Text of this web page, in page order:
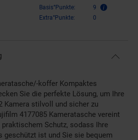
Basis°Punkte:
9
Extra°Punkte:
0
koffer Kompaktes
Sie die perfekte Lösung, um Ihre
Kamera stilvoll und sicher zu
4177085 Kameratasche vereint
Schutz, sodass Ihre
geschützt ist und Sie sie bequem